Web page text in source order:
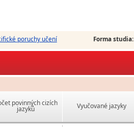
poruchy učení Forma studia:
povinných cizích
jazyků Vyučované jazyky